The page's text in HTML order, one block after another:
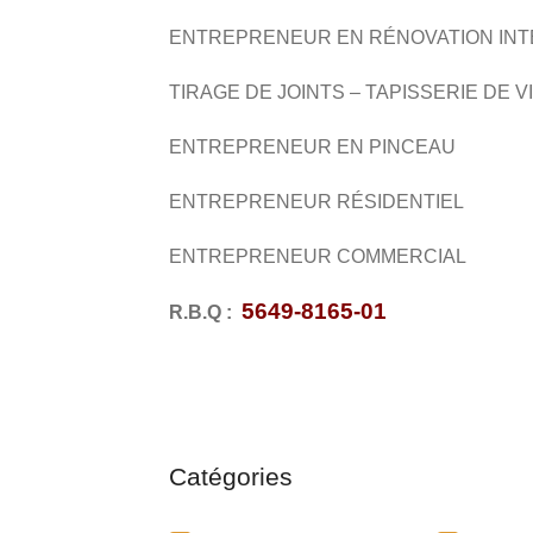
ENTREPRENEUR EN RÉNOVATION
TIRAGE DE JOINTS – TAPISSERIE DE
ENTREPRENEUR EN PINCEAU
ENTREPRENEUR RÉSIDENTIEL
ENTREPRENEUR COMMERCIAL
R.B.Q : 5649-8165-01
Catégories